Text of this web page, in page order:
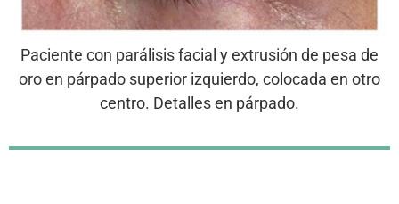
Paciente con parálisis facial y extrusión de pesa de
oro en párpado superior izquierdo, colocada en otro
centro. Detalles en párpado.